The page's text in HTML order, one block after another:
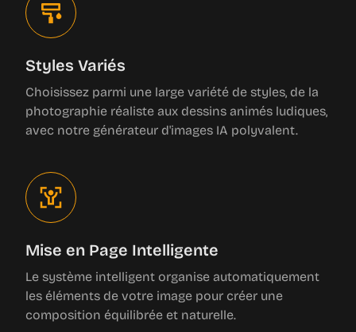
Styles Variés
Choisissez parmi une large variété de styles, de la
photographie réaliste aux dessins animés ludiques,
avec notre générateur d'images IA polyvalent.
Mise en Page Intelligente
Le système intelligent organise automatiquement
les éléments de votre image pour créer une
composition équilibrée et naturelle.